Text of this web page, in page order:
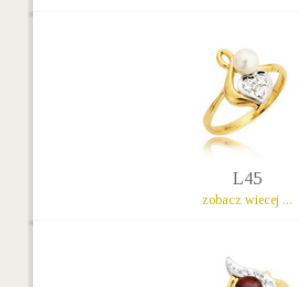
L45
zobacz wiecej ...